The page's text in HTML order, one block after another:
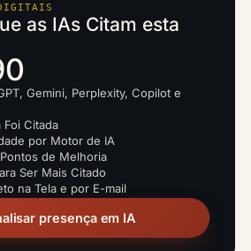
as IAs Citam esta
Gemini, Perplexity, Copilot e
Foi Citada
por Motor de IA
de Melhoria
Ser Mais Citado
na Tela e por E-mail
presença em IA